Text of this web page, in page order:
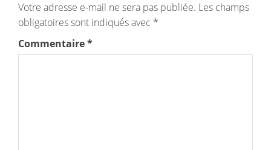
Votre adresse e-mail ne sera pas publiée. Les champs
obligatoires sont indiqués avec *
Commentaire*